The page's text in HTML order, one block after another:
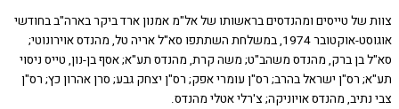
של טייסים ומהנדסים בראשותו של אל"מ אמנון ארד ביקר בארה"ב בחודשי
אוגוסט-אוקטובר 1974, במשלחת השתתפו סא"ל אריה טל, מהנדס אוירונוטי;
בן ברק, מהנדס משהב"ט; משה קרת, מהנדס תע"א; אסף בן-נון, טייס ניסוי
רס"ן ישראל בהרב; רס"ן עומרי אפק; רס"ן יצחק גבע; סרן אהרון כץ; רס"ן
מהנדס אויוניקה; צ'רלי אטלי מהנדס.